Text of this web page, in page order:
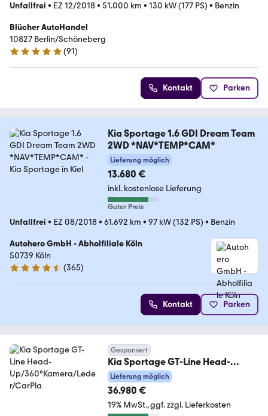
Unfallfrei • EZ 12/2018• 51.000 km • 130 kW (177 PS) • Benzin
Blücher AutoHandel
10827 Berlin/Schöneberg
4.8 Sterne
(91)
Kontakt Parken
Kia Sportage 1.6 GDI Dream Team
2WD *NAV*TEMP*CAM*
Lieferung möglich
13.680 €
inkl. kostenlose Lieferung
Guter Preis
Unfallfrei • EZ 08/2018• 61.692 km • 97 kW (132 PS) • Benzin
Autohero GmbH - Abholfiliale Köln
50739 Köln
4.6 Sterne
(365)
Kontakt Parken
Gesponsert
Kia Sportage GT-Line Head-
Up/360°Kamera/Leder/CarPla
Lieferung möglich
36.980 €
19% MwSt. ggf. zzgl. Lieferkosten